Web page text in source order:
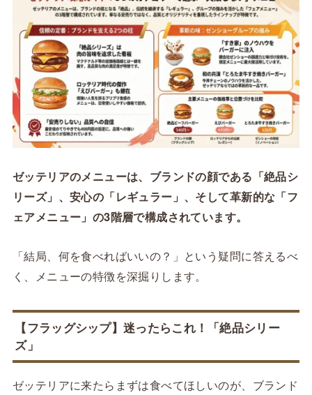
ゼッテリアのメニューは、ブランドの顔である「絶品シ
リーズ」、安心の「レギュラー」、そして革新的な「フ
ェアメニュー」の3階層で構成されています。
「結局、何を食べればいいの？」という疑問に答えるべ
く、メニューの特徴を深掘りします。
【フラッグシップ】迷ったらこれ！「絶品シリー
ズ」
ゼッテリアに来たらまずは食べてほしいのが、ブランド